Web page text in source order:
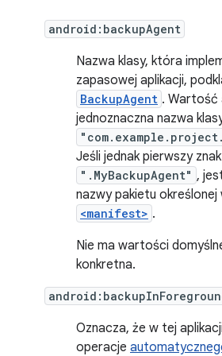
android:backupAgent
Nazwa klasy, która
zapasowej aplikacji,
BackupAgent . Wartość
jednoznaczna nazwa
Jeśli jednak pierwszy
".MyBackupAgent" ,
nazwy pakietu określonej
<manifest> .
Nie ma wartości
konkretna.
Oznacza, że w tej
operacje